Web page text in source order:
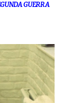
GUERRA